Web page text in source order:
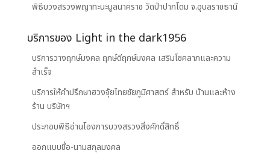
พิธีบวงสรวงพญาทะนะมูลนาคราช วัดป่าปากโดม จ.อุบลราชธานี
บริการของ Light in the dark1956
บริการวางฤกษ์มงคล ฤกษ์ดีฤกษ์มงคล เสริมโชคลาภและความ
สำเร็จ
บริการให้คำปรึกษาฮวงจุ้ยไทยชัยภูมิศาสตร์ สำหรับ บ้านและห้าง
ร้าน บริษัทฯ
ประกอบพิธีอ่านโองการบวงสรวงสิ่งศักดิ์สิทธิ์
ออกแบบชื่อ-นามสกุลมงคล